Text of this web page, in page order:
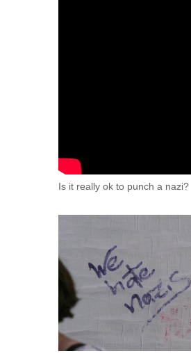
Is it really ok to punch a nazi?